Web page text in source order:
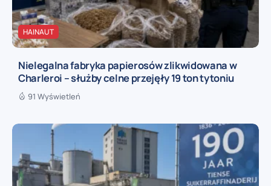
HAINAUT
Nielegalna fabryka papierosów zlikwidowana w
Charleroi – służby celne przejęły 19 ton tytoniu
91 Wyświetleń